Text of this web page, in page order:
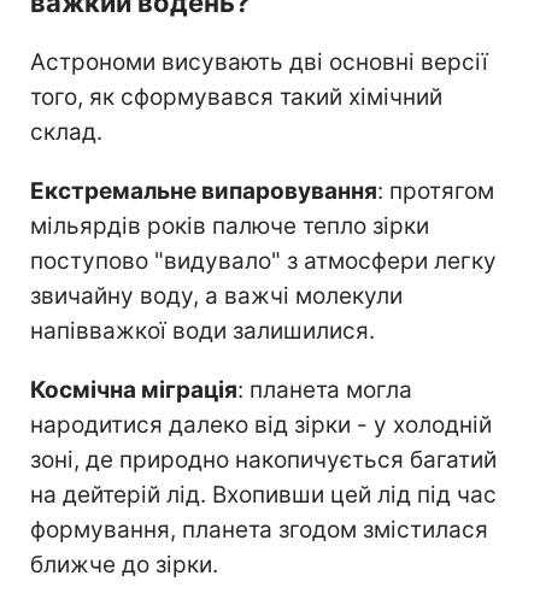
Астрономи висувають дві основні версії
того, як сформувався такий хімічний
склад.
Екстремальне випаровування: протягом
мільярдів років палюче тепло зірки
поступово "видувало" з атмосфери легку
звичайну воду, а важчі молекули
напівважкої води залишилися.
Космічна міграція: планета могла
народитися далеко від зірки - у холодній
зоні, де природно накопичується багатий
на дейтерій лід. Вхопивши цей лід під час
формування, планета згодом змістилася
ближче до зірки.